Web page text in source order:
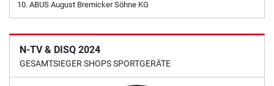
ABUS August Bremicker Söhne KG
N-TV & DISQ 2024
GESAMTSIEGER SHOPS SPORTGERÄTE